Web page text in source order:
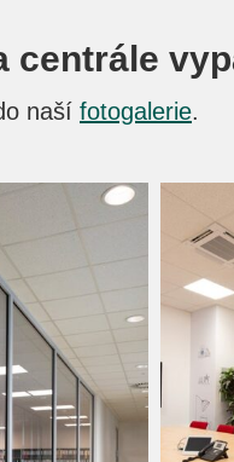
centrále
naší fotogalerie.